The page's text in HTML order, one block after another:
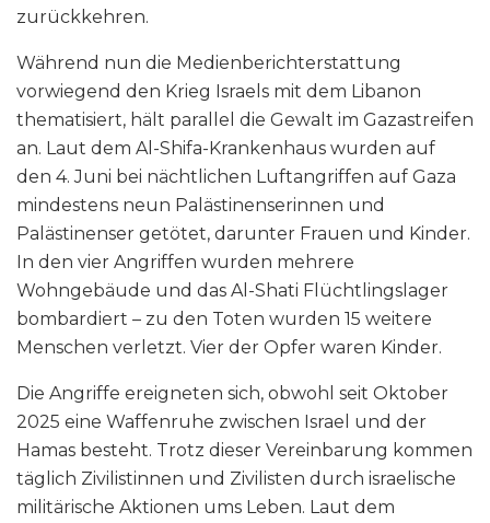
zurückkehren.
Während nun die Medienberichterstattung
vorwiegend den Krieg Israels mit dem Libanon
thematisiert, hält parallel die Gewalt im Gazastreifen
an. Laut dem Al-Shifa-Krankenhaus wurden auf
den 4. Juni bei nächtlichen Luftangriffen auf Gaza
mindestens neun Palästinenserinnen und
Palästinenser getötet, darunter Frauen und Kinder.
In den vier Angriffen wurden mehrere
Wohngebäude und das Al-Shati Flüchtlingslager
bombardiert – zu den Toten wurden 15 weitere
Menschen verletzt. Vier der Opfer waren Kinder.
Die Angriffe ereigneten sich, obwohl seit Oktober
2025 eine Waffenruhe zwischen Israel und der
Hamas besteht. Trotz dieser Vereinbarung kommen
täglich Zivilistinnen und Zivilisten durch israelische
militärische Aktionen ums Leben. Laut dem